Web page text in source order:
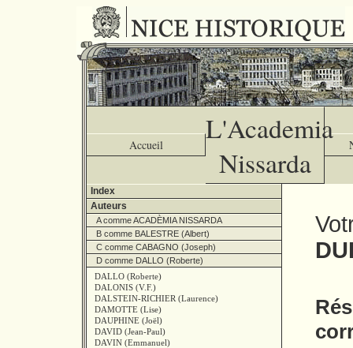
Accueil
L'Academia
Nissarda
Index
Auteurs
A comme ACADÈMIA NISSARDA
B comme BALESTRE (Albert)
C comme CABAGNO (Joseph)
D comme DALLO (Roberte)
DALLO (Roberte)
DALONIS (V.F.)
DALSTEIN-RICHIER (Laurence)
DAMOTTE (Lise)
DAUPHINE (Joël)
DAVID (Jean-Paul)
DAVIN (Emmanuel)